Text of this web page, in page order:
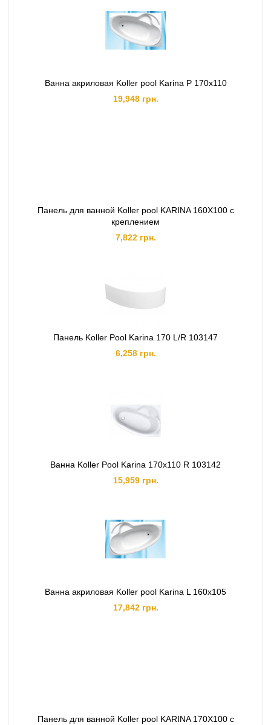
Ванна акриловая Koller pool Karina P 170x110
19,948 грн.
Панель для ванной Koller pool KARINA 160X100 с
креплением
7,822 грн.
Панель Koller Pool Karina 170 L/R 103147
6,258 грн.
Ванна Koller Pool Karina 170x110 R 103142
15,959 грн.
Ванна акриловая Koller pool Karina L 160x105
17,842 грн.
Панель для ванной Koller pool KARINA 170X100 с